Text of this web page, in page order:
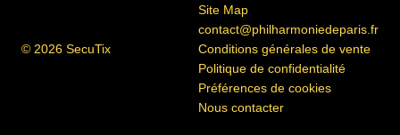
© 2026 SecuTix
Site Map
contact@philharmoniedeparis.fr
Conditions générales de vente
Politique de confidentialité
Préférences de cookies
Nous contacter